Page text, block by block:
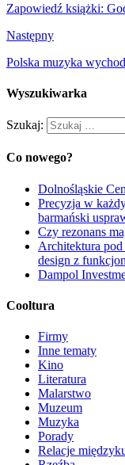
Zapowiedź książki:
Następny
Polska muzyka
Wyszukiwarka
Szukaj:
Co nowego?
Dolnośląskie
Precyzja w
barmański
Czy rezonans
Architektura pod
design z
Dampol
Cooltura
Firmy
Inne tematy
Kino
Literatura
Malarstwo
Muzeum
Muzyka
Porady
Relacje